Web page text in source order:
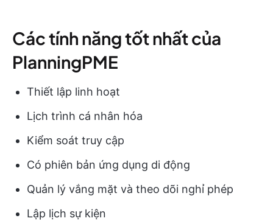
Các tính năng tốt nhất của
PlanningPME
Thiết lập linh hoạt
Lịch trình cá nhân hóa
Kiểm soát truy cập
Có phiên bản ứng dụng di động
Quản lý vắng mặt và theo dõi nghỉ phép
Lập lịch sự kiện